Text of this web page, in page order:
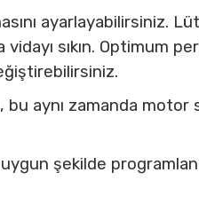
ayarlayabilirsiniz.
sıkın. Optimum
aynı zamanda motor
şekilde